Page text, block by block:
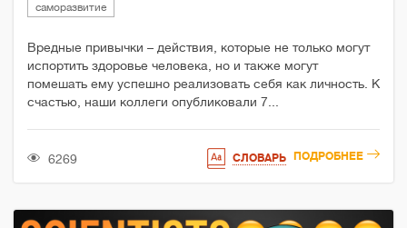
саморазвитие
Вредные привычки – действия, которые не только могут
испортить здоровье человека, но и также могут
помешать ему успешно реализовать себя как личность. К
счастью, наши коллеги опубликовали 7...
6269 СЛОВАРЬ ПОДРОБНЕЕ